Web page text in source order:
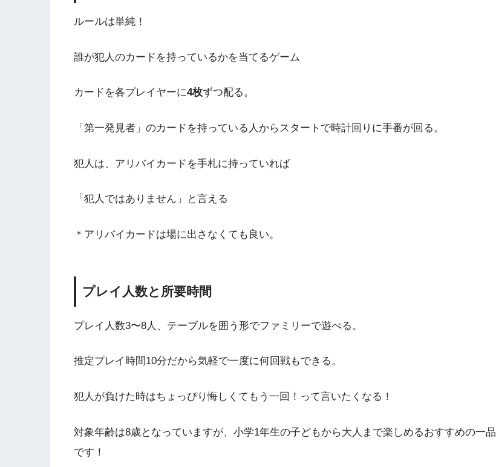
ルールは単純！
誰が犯人のカードを持っているかを当てるゲーム
カードを各プレイヤーに4枚ずつ配る。
「第一発見者」のカードを持っている人からスタートで時計回りに手番が回る。
犯人は、アリバイカードを手札に持っていれば
「犯人ではありません」と言える
＊アリバイカードは場に出さなくても良い。
プレイ人数と所要時間
プレイ人数3〜8人、テーブルを囲う形でファミリーで遊べる。
推定プレイ時間10分だから気軽で一度に何回戦もできる。
犯人が負けた時はちょっぴり悔しくてもう一回！って言いたくなる！
対象年齢は8歳となっていますが、小学1年生の子どもから大人まで楽しめるおすすめの一品
です！